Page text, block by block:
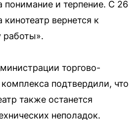
понимание и терпение. С 26
вернется к
торгово-
комплекса подтвердили, что
также останется
неполадок.